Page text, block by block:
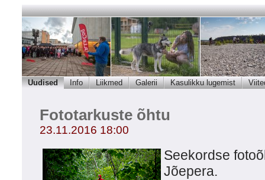
Uudised Info Liikmed Galerii Kasulikku lugemist
Fototarkuste õhtu
23.11.2016 18:00
Seekordse
Jõepera.